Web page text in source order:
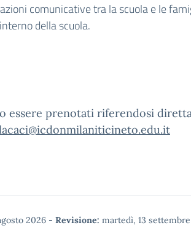
comunicative tra la scuola e le
della scuola.
essere prenotati riferendosi
2026 - Revisione: martedì, 13